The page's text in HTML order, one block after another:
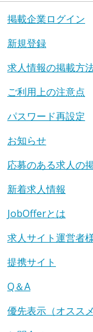
掲載企業ログイン
新規登録
求人情報の掲載方
ご利用上の注意点
パスワード再設定
お知らせ
応募のある求人の
新着求人情報
JobOfferとは
求人サイト運営者
提携サイト
Q＆A
優先表示（オスス